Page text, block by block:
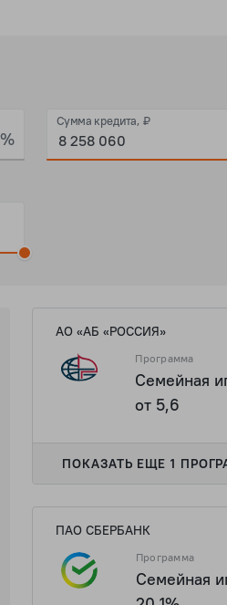
Сумма кредита, ₽
АО «АБ «РОССИЯ»
Программа
Семейная
от 5,6
ПОКАЗАТЬ ЕЩЕ 1
ПАО СБЕРБАНК
Программа
Семейная